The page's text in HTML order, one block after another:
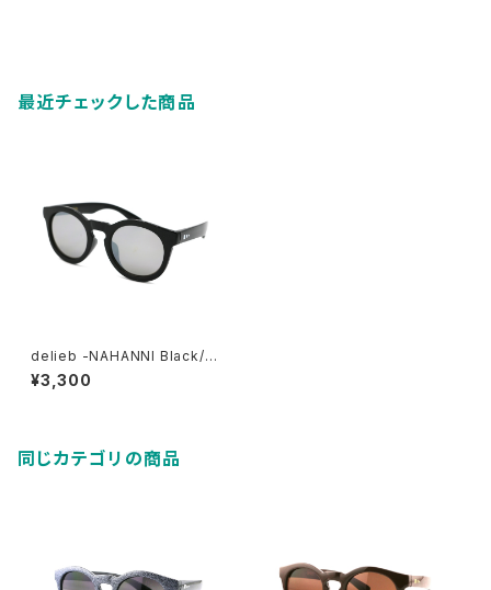
最近チェックした商品
delieb -NAHANNI Black/Sil
vermirror- KIDSsize
¥3,300
同じカテゴリの商品